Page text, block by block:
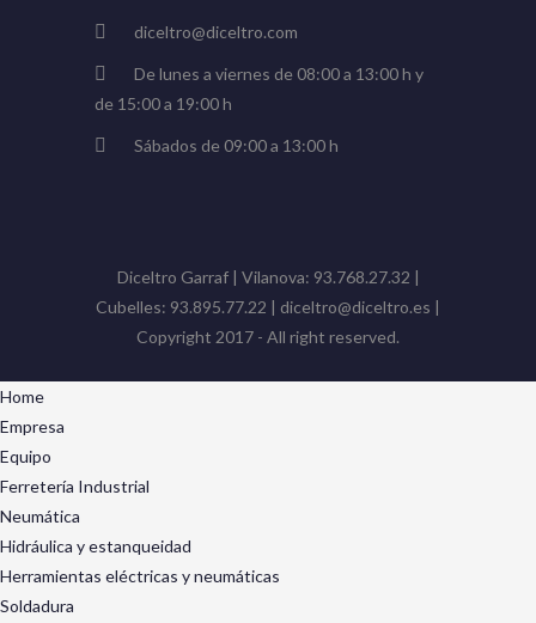
diceltro@diceltro.com
De lunes a viernes de 08:00 a 13:00 h y
de 15:00 a 19:00 h
Sábados de 09:00 a 13:00 h
Diceltro Garraf | Vilanova: 93.768.27.32 |
Cubelles: 93.895.77.22 | diceltro@diceltro.es |
Copyright 2017 - All right reserved.
Home
Empresa
Equipo
Ferretería Industrial
Neumática
Hidráulica y estanqueidad
Herramientas eléctricas y neumáticas
Soldadura